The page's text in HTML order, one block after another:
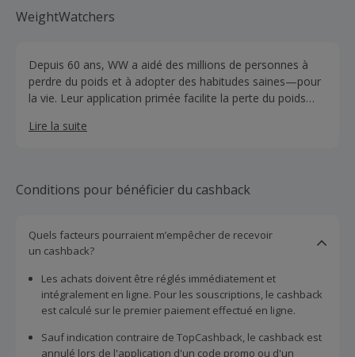
WeightWatchers
Depuis 60 ans, WW a aidé des millions de personnes à
perdre du poids et à adopter des habitudes saines—pour
la vie. Leur application primée facilite la perte du poids
aimez. Rejoignez sans jugement, un soutien total et une
Lire la suite
Conditions pour bénéficier du cashback
Quels facteurs pourraient m’empêcher de recevoir
un cashback?
Les achats doivent être réglés immédiatement et
intégralement en ligne. Pour les souscriptions, le cashback
est calculé sur le premier paiement effectué en ligne.
Sauf indication contraire de TopCashback, le cashback est
annulé lors de l'application d'un code promo ou d'un